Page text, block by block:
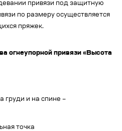
привязи под защитную
по размеру осуществляется
пряжек.
огнеупорной привязи «Высота
груди и на спине –
точка